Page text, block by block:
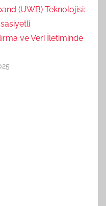
(UWB) Teknolojisi:
ve Veri İletiminde